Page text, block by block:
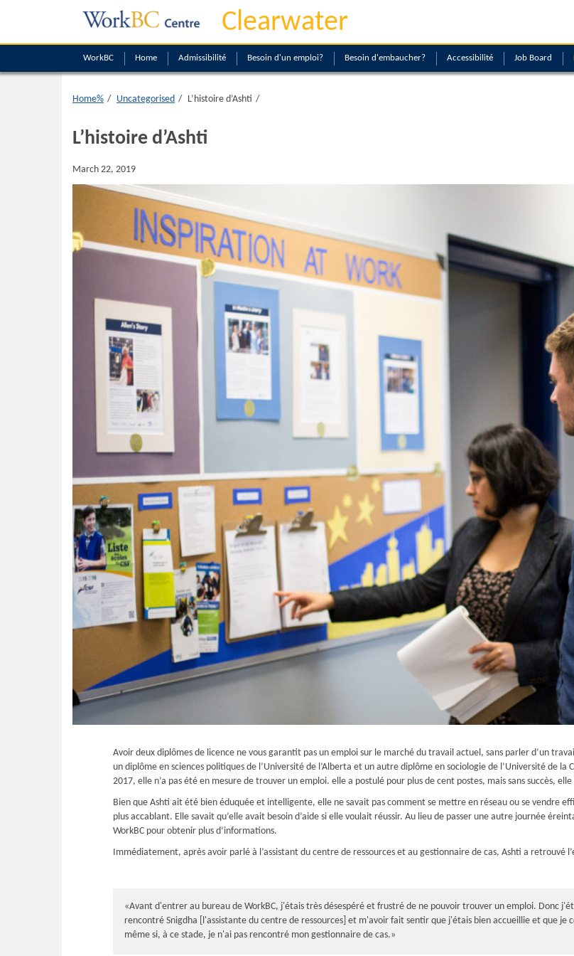
Clearwater
WorkBC Home Admissibilité Besoin d'un emploi? Besoin d'embaucher? Accessibilité Job Board
Home% Uncategorised L’histoire d’Ashti
L’histoire d’Ashti
March 22, 2019
Avoir deux diplômes de licence ne vous garantit pas un emploi sur le marché du travail actuel, sans parler d’un
un diplôme en sciences politiques de l’Université de l’Alberta et un autre diplôme en sociologie de l’Université de
2017, elle n’a pas été en mesure de trouver un emploi. elle a postulé pour plus de cent postes, mais sans succès,
Bien que Ashti ait été bien éduquée et intelligente, elle ne savait pas comment se mettre en réseau ou se vendre
plus accablant. Elle savait qu’elle avait besoin d’aide si elle voulait réussir. Au lieu de passer une autre journée
WorkBC pour obtenir plus d’informations.
Immédiatement, après avoir parlé à l’assistant du centre de ressources et au gestionnaire de cas, Ashti a retrouvé
«Avant d'entrer au bureau de WorkBC, j'étais très désespéré et frustré de ne pouvoir trouver un emploi. Donc
rencontré Snigdha [l'assistante du centre de ressources] et m'avoir fait sentir que j'étais bien accueillie et que je
même si, à ce stade, je n'ai pas rencontré mon gestionnaire de cas.»